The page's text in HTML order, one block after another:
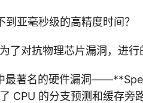
亚毫秒级的高精度时间？
了对抗物理芯片漏洞，进行
最著名的硬件漏洞
CPU 的分支预测和缓存旁